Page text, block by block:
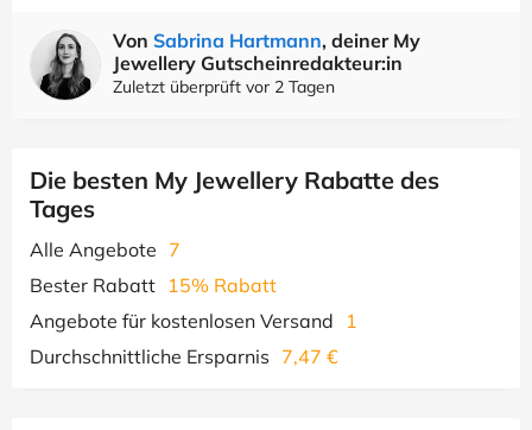
Von Sabrina Hartmann, deiner My
Jewellery Gutscheinredakteur:in
Zuletzt überprüft vor 2 Tagen
Die besten My Jewellery Rabatte des
Tages
Alle Angebote 7
Bester Rabatt 15% Rabatt
Angebote für kostenlosen Versand
1
Durchschnittliche Ersparnis 7,47 €